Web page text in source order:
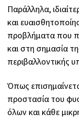
Παράλληλα,
και
προβλήματα που
και στη σημασία
περιβαλλοντικής
Όπως
προστασία του
όλων και κάθε